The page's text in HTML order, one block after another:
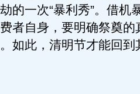
的一次“暴利秀”。借机
者自身，要明确祭奠的
如此，清明节才能回到